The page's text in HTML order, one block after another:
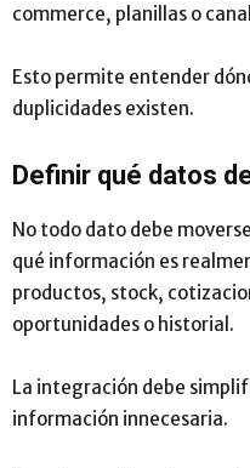
commerce, planillas o
Esto permite entender
duplicidades existen.
Definir qué datos
No todo dato debe
qué información es
productos, stock,
oportunidades o historial.
La integración debe
información innecesaria.